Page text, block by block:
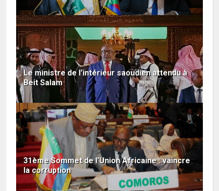
Le ministre de l’intérieur saoudien attendu à
Beit Salam
31ème Sommet de l'Union Africaine : vaincre
la corruption